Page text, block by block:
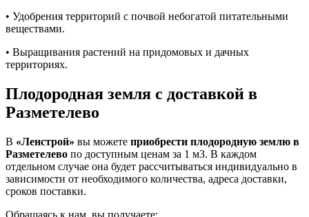
• Удобрения территорий с почвой небогатой питательными
веществами.
• Выращивания растений на придомовых и дачных
территориях.
Плодородная земля с доставкой в
Разметелево
В «Ленстрой» вы можете приобрести плодородную землю в
Разметелево по доступным ценам за 1 м3. В каждом
отдельном случае она будет рассчитываться индивидуально в
зависимости от необходимого количества, адреса доставки,
сроков поставки.
Обращаясь к нам, вы получаете: